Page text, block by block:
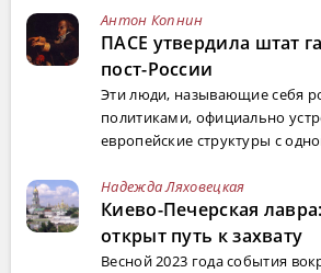
Антон Копнин
ПАСЕ утвердила штат
пост-России
Эти люди, называющие себя
политиками, официально
европейские структуры с
Надежда Ляховецкая
Киево-Печерская
открыт путь к захвату
Весной 2023 года события